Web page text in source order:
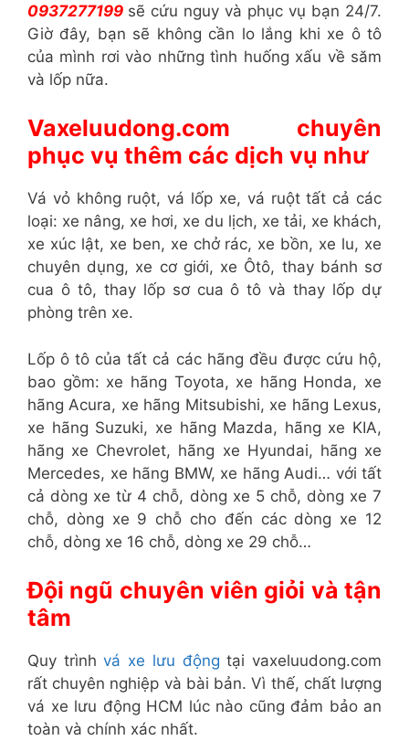
0937277199 sẽ cứu nguy và phục vụ bạn 24/7.
Giờ đây, bạn sẽ không cần lo lắng khi xe ô tô
của mình rơi vào những tình huống xấu về săm
và lốp nữa.
Vaxeluudong.com chuyên
phục vụ thêm các dịch vụ như
Vá vỏ không ruột, vá lốp xe, vá ruột tất cả các
loại: xe nâng, xe hơi, xe du lịch, xe tải, xe khách,
xe xúc lật, xe ben, xe chở rác, xe bồn, xe lu, xe
chuyên dụng, xe cơ giới, xe Ôtô, thay bánh sơ
cua ô tô, thay lốp sơ cua ô tô và thay lốp dự
phòng trên xe.
Lốp ô tô của tất cả các hãng đều được cứu hộ,
bao gồm: xe hãng Toyota, xe hãng Honda, xe
hãng Acura, xe hãng Mitsubishi, xe hãng Lexus,
xe hãng Suzuki, xe hãng Mazda, hãng xe KIA,
hãng xe Chevrolet, hãng xe Hyundai, hãng xe
Mercedes, xe hãng BMW, xe hãng Audi… với tất
cả dòng xe từ 4 chỗ, dòng xe 5 chỗ, dòng xe 7
chỗ, dòng xe 9 chỗ cho đến các dòng xe 12
chỗ, dòng xe 16 chỗ, dòng xe 29 chỗ…
Đội ngũ chuyên viên giỏi và tận
tâm
Quy trìnhvá xe lưu động tại vaxeluudong.com
rất chuyên nghiệp và bài bản. Vì thế, chất lượng
vá xe lưu động HCM lúc nào cũng đảm bảo an
toàn và chính xác nhất.